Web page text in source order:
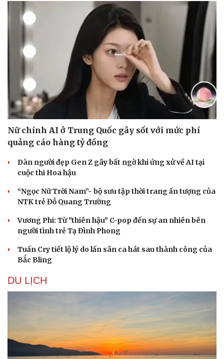
Nữ chính AI ở Trung Quốc gây sốt với mức phí
quảng cáo hàng tỷ đồng
Dàn người đẹp Gen Z gây bất ngờ khi ứng xử về AI tại
cuộc thi Hoa hậu
“Ngọc Nữ Trời Nam”- bộ sưu tập thời trang ấn tượng của
NTK trẻ Đỗ Quang Trường
Vương Phi: Từ "thiên hậu" C-pop đến sự an nhiên bên
người tình trẻ Tạ Đình Phong
Tuấn Cry tiết lộ lý do lấn sân ca hát sau thành công của
Bắc Bling
DU LỊCH